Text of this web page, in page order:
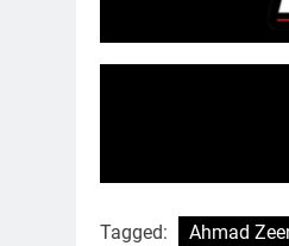
Tagged: Ahmad